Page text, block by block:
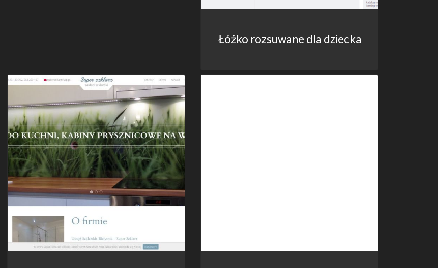
Łóżko rozsuwane dla dziecka